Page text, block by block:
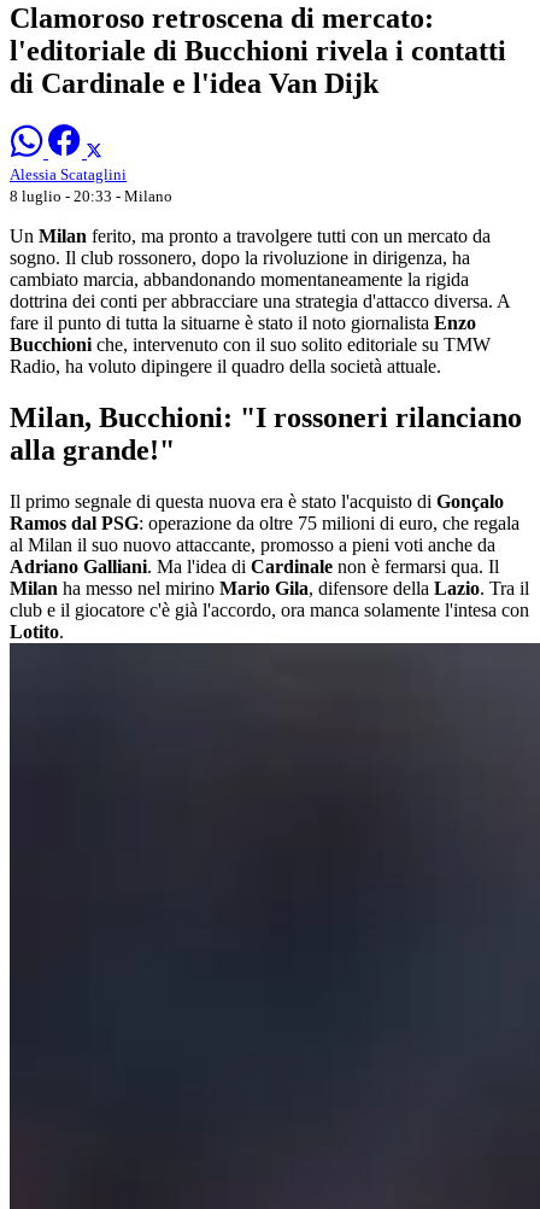
Clamoroso retroscena di mercato:
l'editoriale di Bucchioni rivela i contatti
di Cardinale e l'idea Van Dijk
Alessia Scataglini
8 luglio - 20:33 - Milano
Un Milan ferito, ma pronto a travolgere tutti con un mercato da
sogno. Il club rossonero, dopo la rivoluzione in dirigenza, ha
cambiato marcia, abbandonando momentaneamente la rigida
dottrina dei conti per abbracciare una strategia d'attacco diversa. A
fare il punto di tutta la situarne è stato il noto giornalista Enzo
Bucchioni che, intervenuto con il suo solito editoriale su TMW
Radio, ha voluto dipingere il quadro della società attuale.
Milan, Bucchioni: "I rossoneri rilanciano
alla grande!"
Il primo segnale di questa nuova era è stato l'acquisto di Gonçalo
Ramos dal PSG: operazione da oltre 75 milioni di euro, che regala
al Milan il suo nuovo attaccante, promosso a pieni voti anche da
Adriano Galliani. Ma l'idea di Cardinale non è fermarsi qua. Il
Milan ha messo nel mirino Mario Gila, difensore della Lazio. Tra il
club e il giocatore c'è già l'accordo, ora manca solamente l'intesa con
Lotito.